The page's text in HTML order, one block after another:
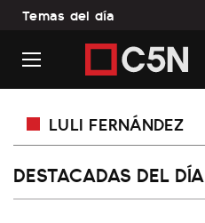
Temas del día
LULI FERNÁNDEZ
DESTACADAS DEL DÍA